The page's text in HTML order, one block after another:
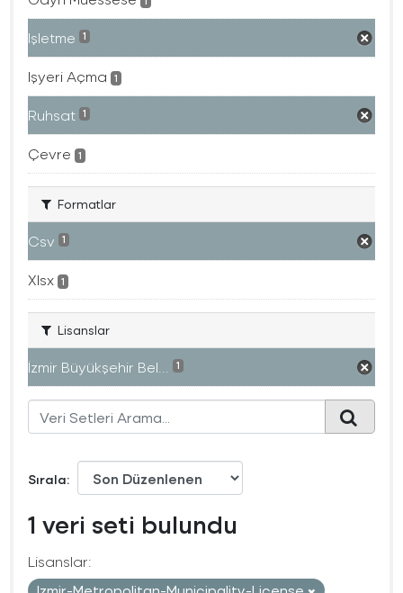
Işletme 1
Işyeri Açma 1
Ruhsat 1
Çevre 1
Formatlar
Csv 1
Xlsx 1
Lisanslar
İzmir Büyükşehir Bel... 1
Sırala
1 veri seti bulundu
Lisanslar: